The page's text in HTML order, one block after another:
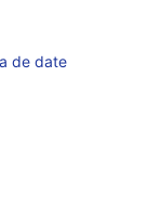
de date